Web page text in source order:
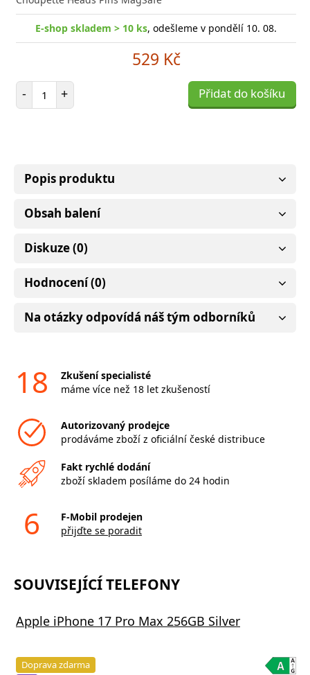
E-shop skladem > 10 ks, odešleme v pondělí 10. 08.
529 Kč
- Počet položek
+ Přidat do košíku
Popis produktu
Obsah balení
Diskuze (0)
Hodnocení (0)
Na otázky odpovídá náš tým odborníků
18
Zkušení specialisté
máme více než 18 let zkušeností
Autorizovaný prodejce
prodáváme zboží z oficiální české distribuce
Fakt rychlé dodání
zboží skladem posíláme do 24 hodin
6
F-Mobil prodejen
přijďte se poradit
SOUVISEJÍCÍ TELEFONY
Apple iPhone 17 Pro Max 256GB Silver
Doprava zdarma